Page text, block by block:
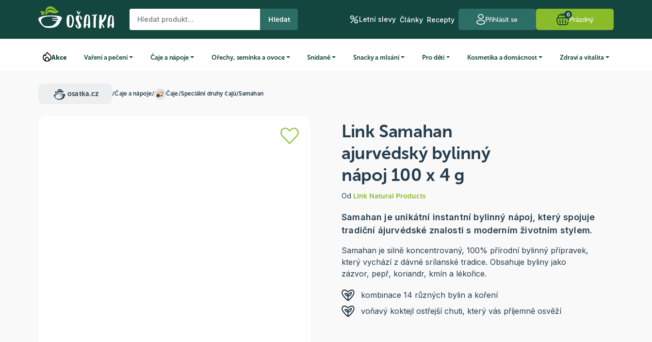
Hledat Letní slevy Články Recepty Přihlásit se
0
Prázdný
Akce Vaření a pečení Čaje a nápoje Ořechy, semínka a ovoce Snídaně Snacky a mlsání Pro děti Kosmetika a domácnost Zdraví a vitalita
osatka.cz /Čaje a nápoje/ Čaje/Speciální druhy čajů/Samahan
Link Samahan
ajurvédský bylinný
nápoj 100 x 4 g
Od Link Natural Products
Samahan je unikátní instantní bylinný nápoj, který spojuje
tradiční ájurvédské znalosti s moderním životním stylem.
Samahan je silně koncentrovaný, 100% přírodní bylinný přípravek,
který vychází z dávné srílanské tradice. Obsahuje byliny jako
zázvor, pepř, koriandr, kmín a lékořice.
kombinace 14 různých bylin a koření
voňavý koktejl ostřejší chuti, který vás příjemně osvěží